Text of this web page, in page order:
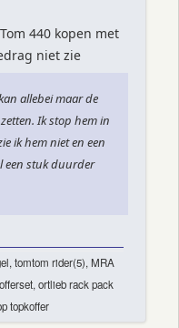
440 kopen met
niet zie
allebei maar de
Ik stop hem in
ik hem niet en een
een stuk duurder
tomtom rider(5), MRA
ortlieb rack pack
topkoffer